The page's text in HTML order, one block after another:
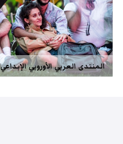
المنتدى العربي الأوروبي الإبداعي